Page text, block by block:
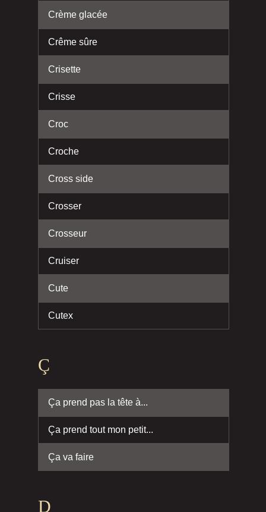
Crème glacée
Crême sûre
Crisette
Crisse
Croc
Croche
Cross side
Crosser
Crosseur
Cruiser
Cute
Cutex
Ç
Ça prend pas la tête à...
Ça prend tout mon petit...
Ça va faire
D